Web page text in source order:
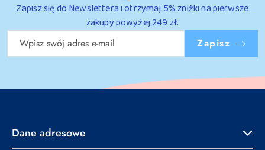
Zapisz się do Newslettera i otrzymaj 5% zniżki na pierwsze
zakupy powyżej 249 zł.
Zapisz
Dane adresowe